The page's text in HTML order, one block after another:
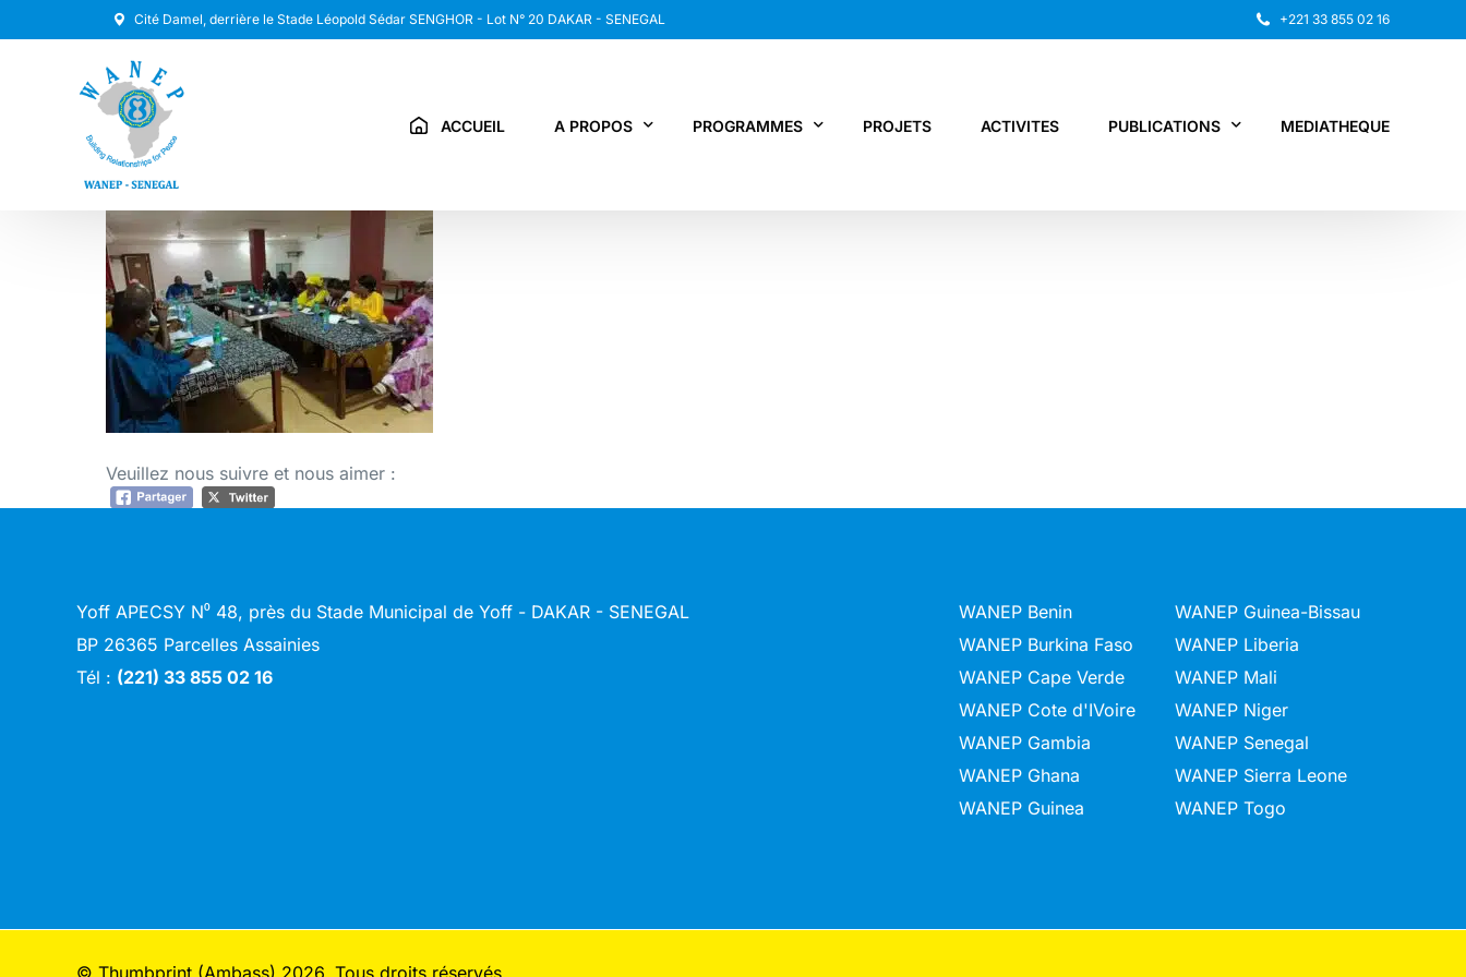
Cité Damel, derrière le Stade Léopold Sédar SENGHOR - Lot N° 20 DAKAR - SENEGAL +221 33 855 02 16
ACCUEIL A PROPOS PROGRAMMES PROJETS ACTIVITES PUBLICATIONS MEDIATHEQUE
Veuillez nous suivre et nous aimer :
Yoff APECSY N⁰ 48, près du Stade Municipal de Yoff - DAKAR - SENEGAL
BP 26365 Parcelles Assainies
Tél : (221) 33 855 02 16
WANEP Benin
WANEP Burkina Faso
WANEP Cape Verde
WANEP Cote d'IVoire
WANEP Gambia
WANEP Ghana
WANEP Guinea
WANEP Guinea-Bissau
WANEP Liberia
WANEP Mali
WANEP Niger
WANEP Senegal
WANEP Sierra Leone
WANEP Togo